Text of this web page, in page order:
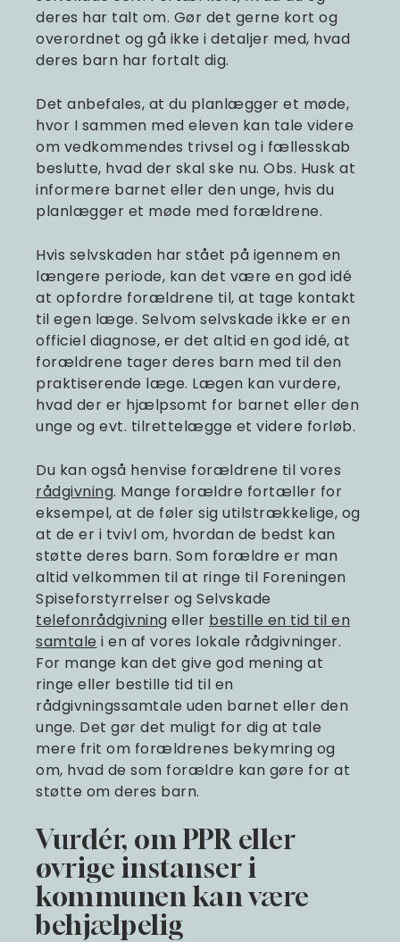
deres har talt om. Gør det gerne kort og
overordnet og gå ikke i detaljer med, hvad
deres barn har fortalt dig.
Det anbefales, at du planlægger et møde,
hvor I sammen med eleven kan tale videre
om vedkommendes trivsel og i fællesskab
beslutte, hvad der skal ske nu. Obs. Husk at
informere barnet eller den unge, hvis du
planlægger et møde med forældrene.
Hvis selvskaden har stået på igennem en
længere periode, kan det være en god idé
at opfordre forældrene til, at tage kontakt
til egen læge. Selvom selvskade ikke er en
officiel diagnose, er det altid en god idé, at
forældrene tager deres barn med til den
praktiserende læge. Lægen kan vurdere,
hvad der er hjælpsomt for barnet eller den
unge og evt. tilrettelægge et videre forløb.
Du kan også henvise forældrene til vores
rådgivning. Mange forældre fortæller for
eksempel, at de føler sig utilstrækkelige, og
at de er i tvivl om, hvordan de bedst kan
støtte deres barn. Som forældre er man
altid velkommen til at ringe til Foreningen
Spiseforstyrrelser og Selvskade
telefonrådgivning eller bestille en tid til en
samtale i en af vores lokale rådgivninger.
For mange kan det give god mening at
ringe eller bestille tid til en
rådgivningssamtale uden barnet eller den
unge. Det gør det muligt for dig at tale
mere frit om forældrenes bekymring og
om, hvad de som forældre kan gøre for at
støtte om deres barn.
Vurdér, om PPR eller
øvrige instanser i
kommunen kan være
behjælpelig